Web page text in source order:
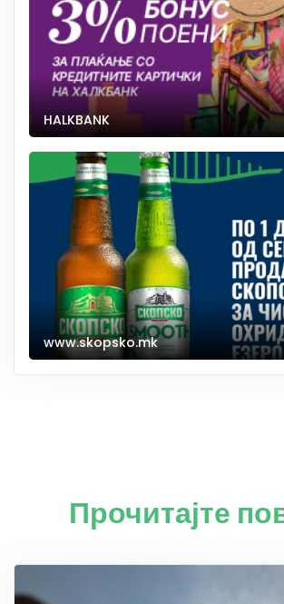
HALKBANK
www.skopsko.mk
Прочитајте